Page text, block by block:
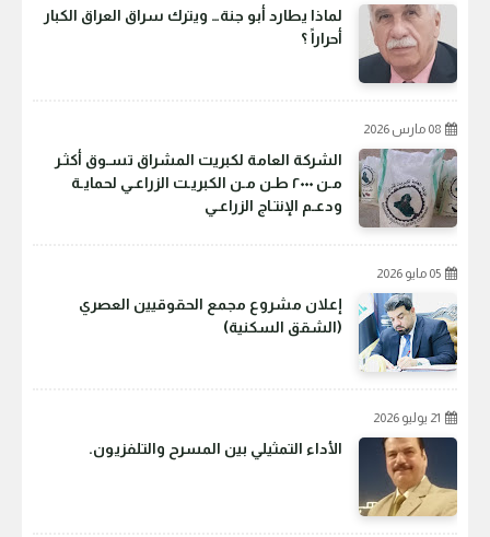
لماذا يطارد أبو جنة… ويترك سراق العراق الكبار
أحراراً ؟
08 مارس 2026
الشركة العامة لكبريت المشراق تسـوق أكثـر
مـن ٢٠٠٠ طـن مـن الكبريـت الزراعـي لحمايـة
ودعـم الإنتـاج الزراعـي
05 مايو 2026
إعلان مشروع مجمع الحقوقيين العصري
(الشقق السكنية)
21 يوليو 2026
الأداء التمثيلي بين المسرح والتلفزيون.